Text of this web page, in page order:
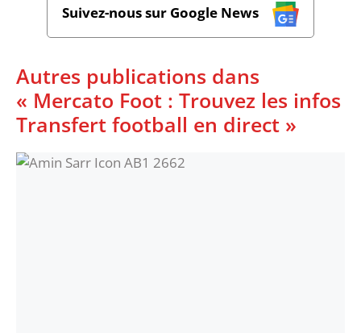
Suivez-nous sur Google News
Autres publications dans
« Mercato Foot : Trouvez les infos
Transfert football en direct »